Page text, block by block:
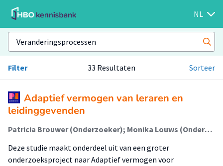
NL
Filter 33 Resultaten Sorteer
Adaptief vermogen van leraren en
leidinggevenden
Patricia Brouwer (Onderzoeker); Monika Louws (Onderzoeker); Annemie Struyf (Onderzoeker); Suzanne Gerritsen (Onderzoeker)
Deze studie maakt onderdeel uit van een groter
onderzoeksproject naar Adaptief vermogen voor